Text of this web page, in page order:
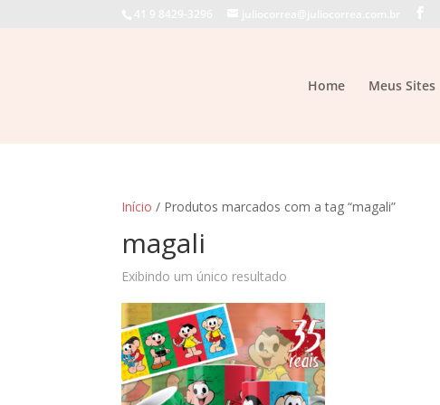
Home Meus Sites
Início / Produtos marcados com a tag “magali”
magali
Exibindo um único resultado